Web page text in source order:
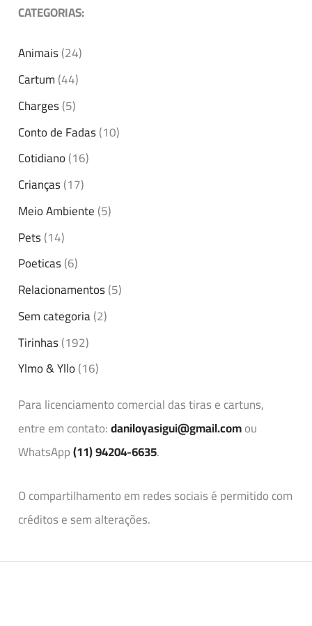
CATEGORIAS:
Animais(24)
Cartum(44)
Charges(5)
Conto de Fadas(10)
Cotidiano(16)
Crianças(17)
Meio Ambiente(5)
Pets(14)
Poeticas(6)
Relacionamentos(5)
Sem categoria(2)
Tirinhas(192)
Ylmo & Yllo(16)
Para licenciamento comercial das tiras e cartuns,
entre em contato:daniloyasigui@gmail.comou
WhatsApp(11) 94204-6635.
O compartilhamento em redes sociais é permitido com
créditos e sem alterações.